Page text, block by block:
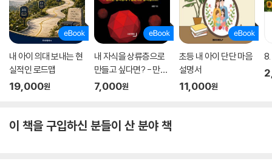
내 아이 의대 보내는 현
실적인 로드맵
19,000원
내 자식을 상류층으로
만들고 싶다면? - 만드
는 창의성에서 질문하
7,000원
초등 내 아이 단단 마음
설명서
11,000원
이 책을 구입하신 분들이 산 분야 책